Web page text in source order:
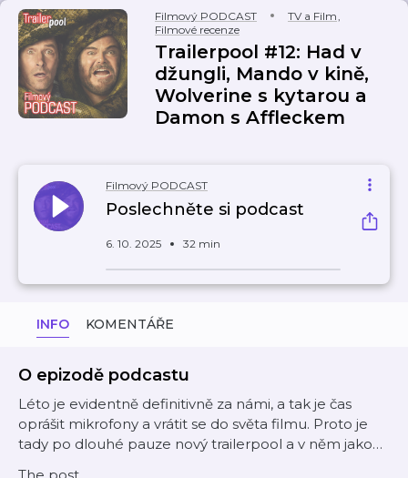
Filmový PODCAST TV a Film,
Filmové recenze
Trailerpool #12: Had v
džungli, Mando v kině,
Wolverine s kytarou a
Damon s Affleckem
Filmový PODCAST
Poslechněte si podcast
6. 10. 2025 32 min
INFO KOMENTÁŘE
O epizodě podcastu
Léto je evidentně definitivně za námi, a tak je čas
oprášit mikrofony a vrátit se do světa filmu. Proto je
tady po dlouhé pauze nový trailerpool a v něm jako…